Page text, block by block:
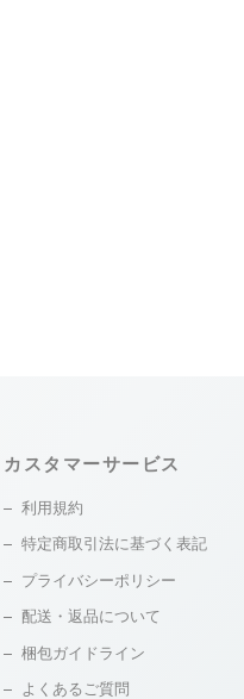
カスタマーサービス
利用規約
特定商取引法に基づく表記
プライバシーポリシー
配送・返品について
梱包ガイドライン
よくあるご質問